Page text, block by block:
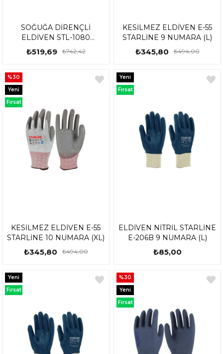
SOĞUĞA DİRENÇLİ
ELDİVEN STL-1080
STARLİNE 10 NUMARA (XL)
₺519,69 ₺742,42
KESİLMEZ ELDİVEN E-55
STARLİNE 9 NUMARA (L)
₺345,80 ₺494,00
KESİLMEZ ELDİVEN E-55
STARLİNE 10 NUMARA (XL)
₺345,80 ₺494,00
%30
Yeni
Ürün
Fırsat
ELDİVEN NİTRİL STARLİNE
E-206B 9 NUMARA (L)
₺85,00
Yeni
Ürün
Fırsat
Yeni
Ürün
Fırsat
%30
Yeni
Ürün
Fırsat